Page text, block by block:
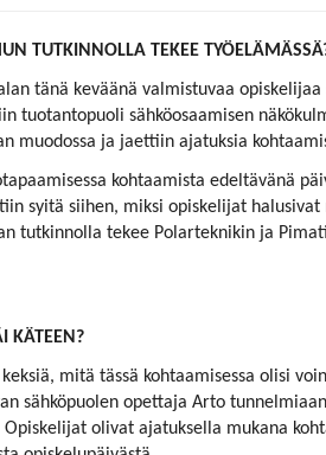
TUTKINNOLLA TEKEE
tänä keväänä valmistuvaa
tuotantopuoli sähköosaamisen
muodossa ja jaettiin ajatuksia
kohtaamista edeltävänä
syitä siihen, miksi opiskelijat
tutkinnolla tekee Polarteknikin ja
KÄTEEN?
keksiä, mitä tässä kohtaamisessa olisi
sähköpuolen opettaja Arto
Opiskelijat olivat ajatuksella mukana